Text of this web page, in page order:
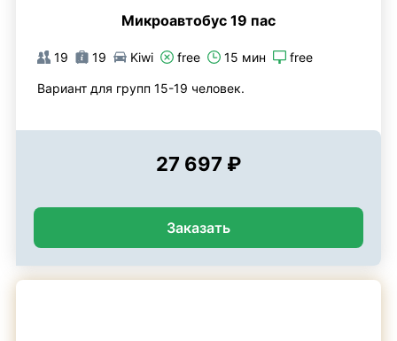
Микроавтобус 19 пас
19 19 Kiwi free 15 мин free
Вариант для групп 15-19 человек.
27 697 ₽
Заказать